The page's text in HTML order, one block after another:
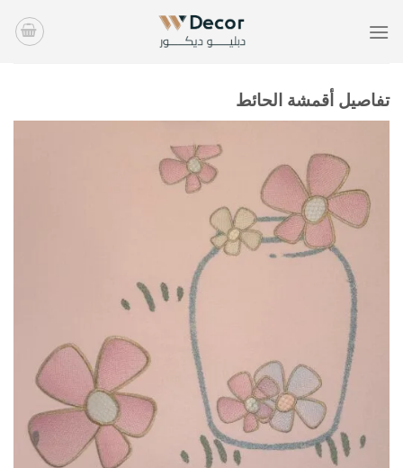
للمحتوى
تفاصيل أقمشة الحائط